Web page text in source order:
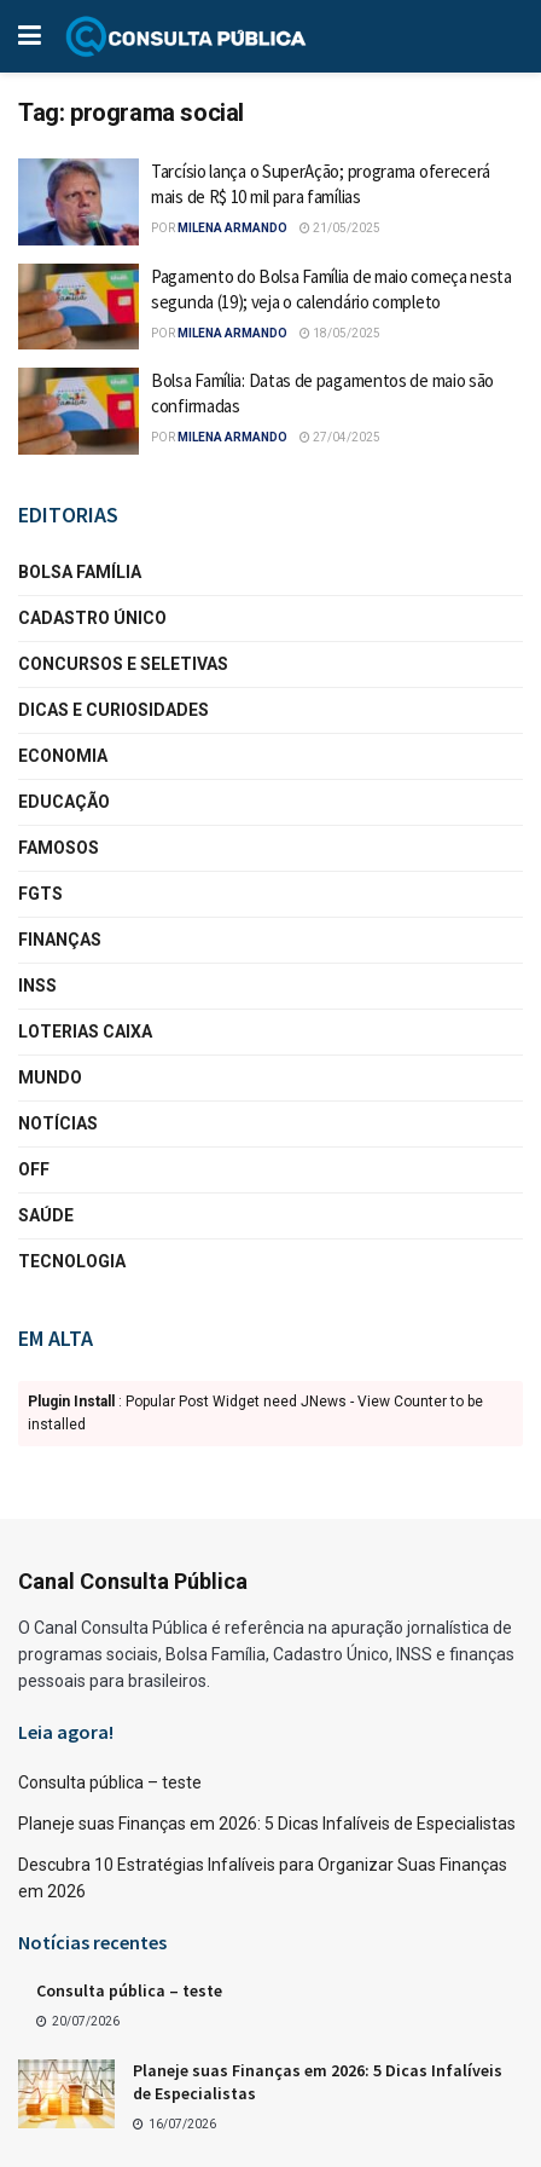
Tag: programa social
Tarcísio lança o SuperAção; programa oferecerá
mais de R$ 10 mil para famílias
POR MILENA ARMANDO 21/05/2025
Pagamento do Bolsa Família de maio começa nesta
segunda (19); veja o calendário completo
POR MILENA ARMANDO 18/05/2025
Bolsa Família: Datas de pagamentos de maio são
confirmadas
POR MILENA ARMANDO 27/04/2025
EDITORIAS
BOLSA FAMÍLIA
CADASTRO ÚNICO
CONCURSOS E SELETIVAS
DICAS E CURIOSIDADES
ECONOMIA
EDUCAÇÃO
FAMOSOS
FGTS
FINANÇAS
INSS
LOTERIAS CAIXA
MUNDO
NOTÍCIAS
OFF
SAÚDE
TECNOLOGIA
EM ALTA
Plugin Install
: Popular Post Widget need JNews - View Counter to be
installed
Canal Consulta Pública
O Canal Consulta Pública é referência na apuração jornalística de
programas sociais, Bolsa Família, Cadastro Único, INSS e finanças
pessoais para brasileiros.
Leia agora!
Consulta pública – teste
Planeje suas Finanças em 2026: 5 Dicas Infalíveis de Especialistas
Descubra 10 Estratégias Infalíveis para Organizar Suas Finanças
em 2026
Notícias recentes
Consulta pública – teste
20/07/2026
Planeje suas Finanças em 2026: 5 Dicas Infalíveis
de Especialistas
16/07/2026